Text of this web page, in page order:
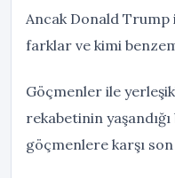
Ancak Donald Trump
farklar ve kimi
Göçmenler ile
rekabetinin
göçmenlere karşı